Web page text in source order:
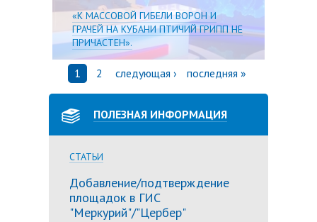
«К МАССОВОЙ ГИБЕЛИ ВОРОН И
ГРАЧЕЙ НА КУБАНИ ПТИЧИЙ ГРИПП НЕ
ПРИЧАСТЕН».
1 2 следующая › последняя »
ПОЛЕЗНАЯ ИНФОРМАЦИЯ
СТАТЬИ
Добавление/подтверждение
площадок в ГИС
"Меркурий"/"Цербер"